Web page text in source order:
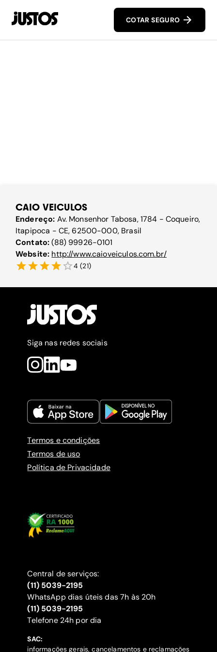
COTAR SEGURO
CAIO VEICULOS
Endereço: Av. Monsenhor Tabosa, 1784 - Coqueiro,
Itapipoca - CE, 62500-000, Brasil
Contato:(88) 99926-0101
Website: http://www.caioveiculos.com.br/
4 (21)
Siga nas redes sociais
Termos e condições
Termos de uso
Política de Privacidade
Central de serviços:
(11) 5039-2195
WhatsApp dias úteis das 7h às 20h
(11) 5039-2195
‍Telefone 24h por dia
SAC:
informações gerais, cancelamentos e reclamações